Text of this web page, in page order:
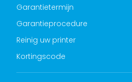
Garantietermijn
Garantieprocedure
Reinig uw printer
Kortingscode